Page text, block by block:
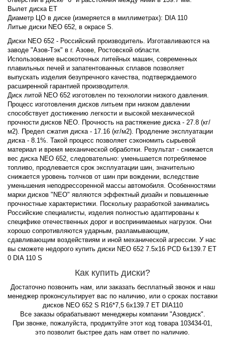
Вылет диска ET
Диаметр ЦО в диске (измеряется в миллиметрах): DIA 110
Литые диски NEO 652, в окрасе S.
Диски NEO 652 - Российский производитель. Изготавливаются на
заводе "Азов-Тэк" в г. Азове, Ростовской области.
Использование высокоточных литейных машин, современных
плавильных печей и запатентованных сплавов позволяет
выпускать изделия безупречного качества, подтверждаемого
расширенной гарантией производителя.
Диск литой NEO 652 изготовлен по технологии низкого давления.
Процесс изготовления дисков литьем при низком давлении
способствует достижению легкости и высокой механической
прочности дисков NEO. Прочность на растяжение диска - 27.8 (кг/
м2). Предел сжатия диска - 17.16 (кг/м2). Продление эксплуатации
диска - 8.1%. Такой процесс позволяет сэкономить сырьевой
материал и время механической обработки. Результат - снижается
вес диска NEO 652, следовательно: уменьшается потребляемое
топливо, продлевается срок эксплуатации шин, значительно
снижается уровень толчков от шин при вождении, вследствие
уменьшения неподрессоренной массы автомобиля. Особенностями
марки дисков "NEO" являются эффектный дизайн и повышенные
прочностные характеристики. Поскольку разработкой занимались
Российские специалисты, изделия полностью адаптированы к
специфике отечественных дорог и воспринимаемых нагрузок. Они
хорошо сопротивляются ударным, разламывающим,
сдавливающим воздействиям и иной механической агрессии. У нас
вы сможете недорого купить диски NEO 652 7.5x16 PCD 6x139.7 ET
0 DIA 110 S
Как купить диски?
Достаточно позвонить нам, или заказать бесплатный звонок и наш
менеджер проконсультирует вас по наличию, или о сроках поставки
дисков NEO 652 S R16*7,5 6x139.7 ET DIA110
Все заказы обрабатывают менеджеры компании "Азовдиск".
При звонке, пожалуйста, продиктуйте этот код товара 103434-01,
это позволит быстрее дать нам ответ по наличию.